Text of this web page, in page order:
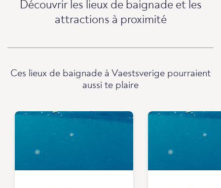
Découvrir les lieux de baignade et les
attractions à proximité
Ces lieux de baignade à Vaestsverige pourraient
aussi te plaire